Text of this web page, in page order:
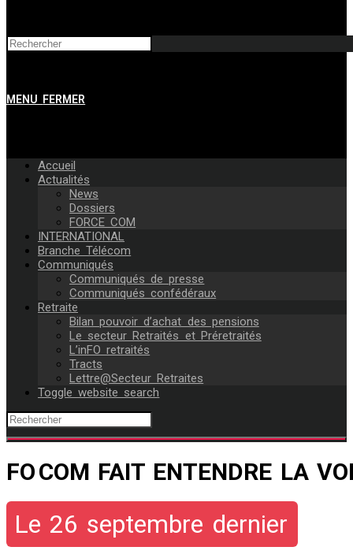
MENU FERMER
Accueil
Actualités
News
Dossiers
FORCE COM
INTERNATIONAL
Branche Télécom
Communiqués
Communiqués de presse
Communiqués confédéraux
Retraite
Bilan pouvoir d’achat des pensions
Le secteur Retraités et Préretraités
L’inFO retraités
Tracts
Lettre@Secteur Retraites
Toggle website search
FO COM FAIT ENTENDRE LA
Le 26 septembre dernier